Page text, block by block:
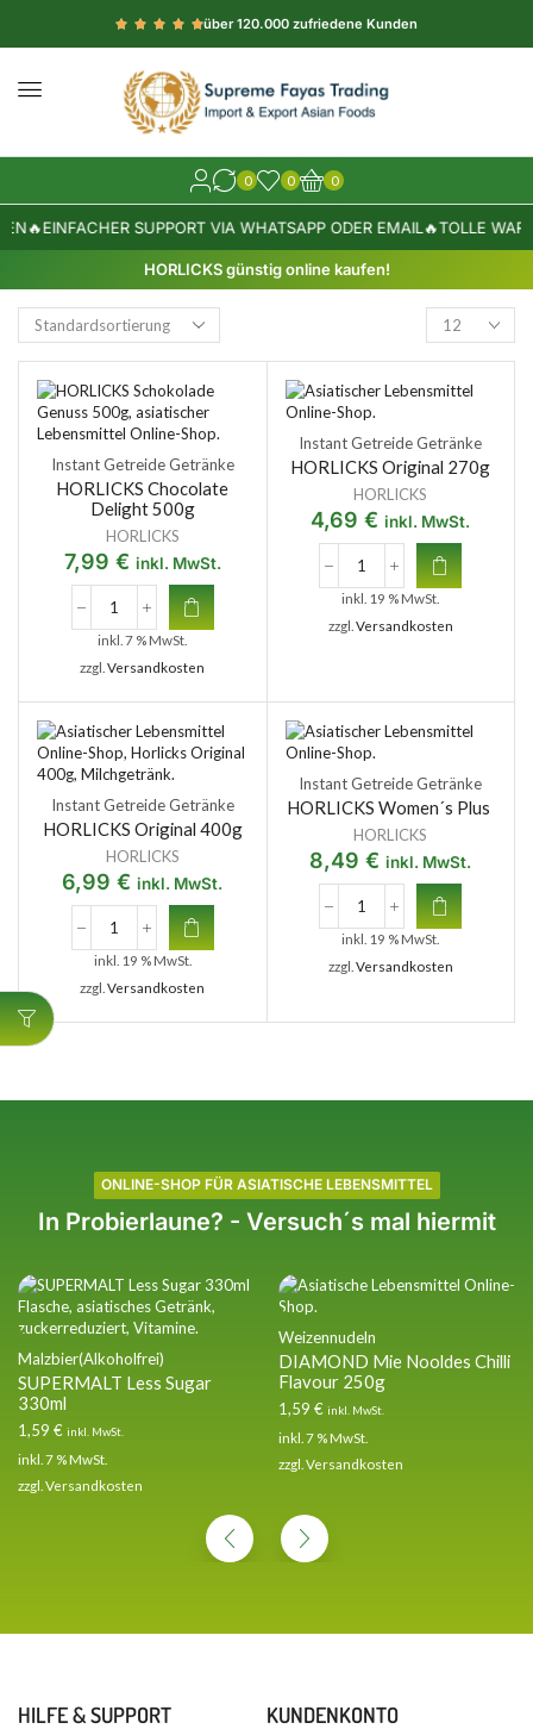
über 120.000 zufriedene Kunden
0 0 0
🔥EINFACHER SUPPORT VIA WHATSAPP ODER EMAIL🔥TOLLE
HORLICKS günstig online kaufen!
Instant Getreide Getränke
HORLICKS Chocolate
Delight 500g
HORLICKS
7,99 € inkl. MwSt.
inkl. 7 % MwSt.
zzgl.Versandkosten
Instant Getreide Getränke
HORLICKS Original 270g
HORLICKS
4,69€ inkl. MwSt.
inkl. 19 % MwSt.
zzgl. Versandkosten
Instant Getreide Getränke
HORLICKS Original 400g
HORLICKS
6,99€ inkl. MwSt.
inkl. 19 % MwSt.
zzgl.Versandkosten
Instant Getreide Getränke
HORLICKS Women´s Plus
HORLICKS
8,49€ inkl. MwSt.
inkl. 19 % MwSt.
zzgl. Versandkosten
ONLINE-SHOP FÜR ASIATISCHE LEBENSMITTEL
In Probierlaune? - Versuch´s mal hiermit
Malzbier(Alkoholfrei)
SUPERMALT Less Sugar
330ml
1,59 € inkl. MwSt.
inkl. 7 % MwSt.
zzgl. Versandkosten
Weizennudeln
DIAMOND Mie Nooldes Chilli
Flavour 250g
1,59 € inkl. MwSt.
inkl. 7 % MwSt.
zzgl. Versandkosten
HILFE & SUPPORT KUNDENKONTO